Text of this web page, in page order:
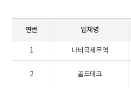
연번 업체명
1 나비국제무역
2 골드테크